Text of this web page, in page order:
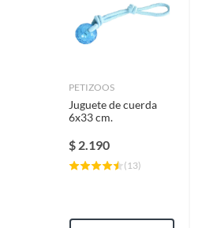
para perros. Un buen
PETIZOOS
Juguete de cuerda
6x33 cm.
$ 2.190
( 13)